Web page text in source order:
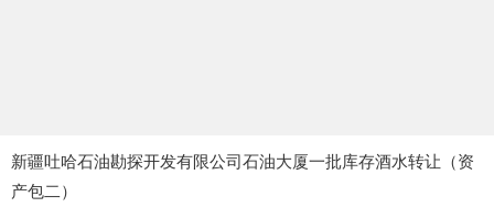
新疆吐哈石油勘探开发有限公司石油大厦一批库存酒水转让（资
产包二）